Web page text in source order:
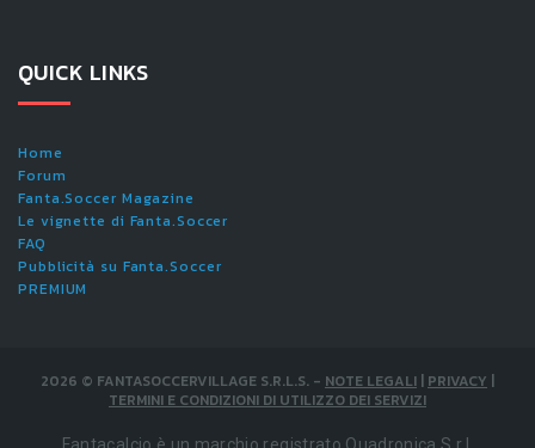
QUICK LINKS
Home
Forum
Fanta.Soccer Magazine
Le vignette di Fanta.Soccer
FAQ
Pubblicità su Fanta.Soccer
PREMIUM
2026 © FANTASOCCERVILLAGE S.R.L.S. - NOTE LEGALI | PRIVACY |
TERMINI E CONDIZIONI DI UTILIZZO DEI SERVIZI